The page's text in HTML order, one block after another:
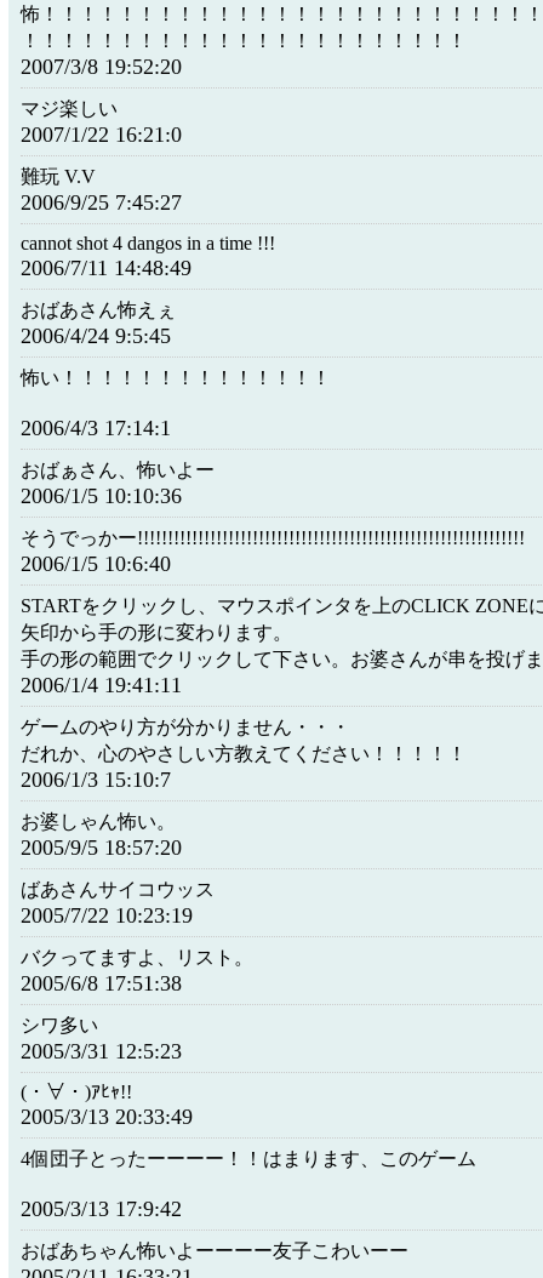
怖！！！！！！！！！！！！！！！！！！！！！！！！！
！！！！！！！！！！！！！！！！！！！！！！！
2007/3/8 19:52:20
マジ楽しい
2007/1/22 16:21:0
難玩 V.V
2006/9/25 7:45:27
cannot shot 4 dangos in a time !!!
2006/7/11 14:48:49
おばあさん怖えぇ
2006/4/24 9:5:45
怖い！！！！！！！！！！！！！！
2006/4/3 17:14:1
おばぁさん、怖いよー
2006/1/5 10:10:36
そうでっかー!!!!!!!!!!!!!!!!!!!!!!!!!!!!!!!!!!!!!!!!!!!!!!!!!!!!!!!!!!!!!!!!
2006/1/5 10:6:40
STARTをクリックし、マウスポインタを上のCLICK ZONE
矢印から手の形に変わります。
手の形の範囲でクリックして下さい。お婆さんが串を投げ
2006/1/4 19:41:11
ゲームのやり方が分かりません・・・
だれか、心のやさしい方教えてください！！！！！
2006/1/3 15:10:7
お婆しゃん怖い。
2005/9/5 18:57:20
ばあさんサイコウッス
2005/7/22 10:23:19
バクってますよ、リスト。
2005/6/8 17:51:38
シワ多い
2005/3/31 12:5:23
(・∀・)ｱﾋｬ!!
2005/3/13 20:33:49
4個団子とったーーーー！！はまります、このゲーム
2005/3/13 17:9:42
おばあちゃん怖いよーーーー友子こわいーー